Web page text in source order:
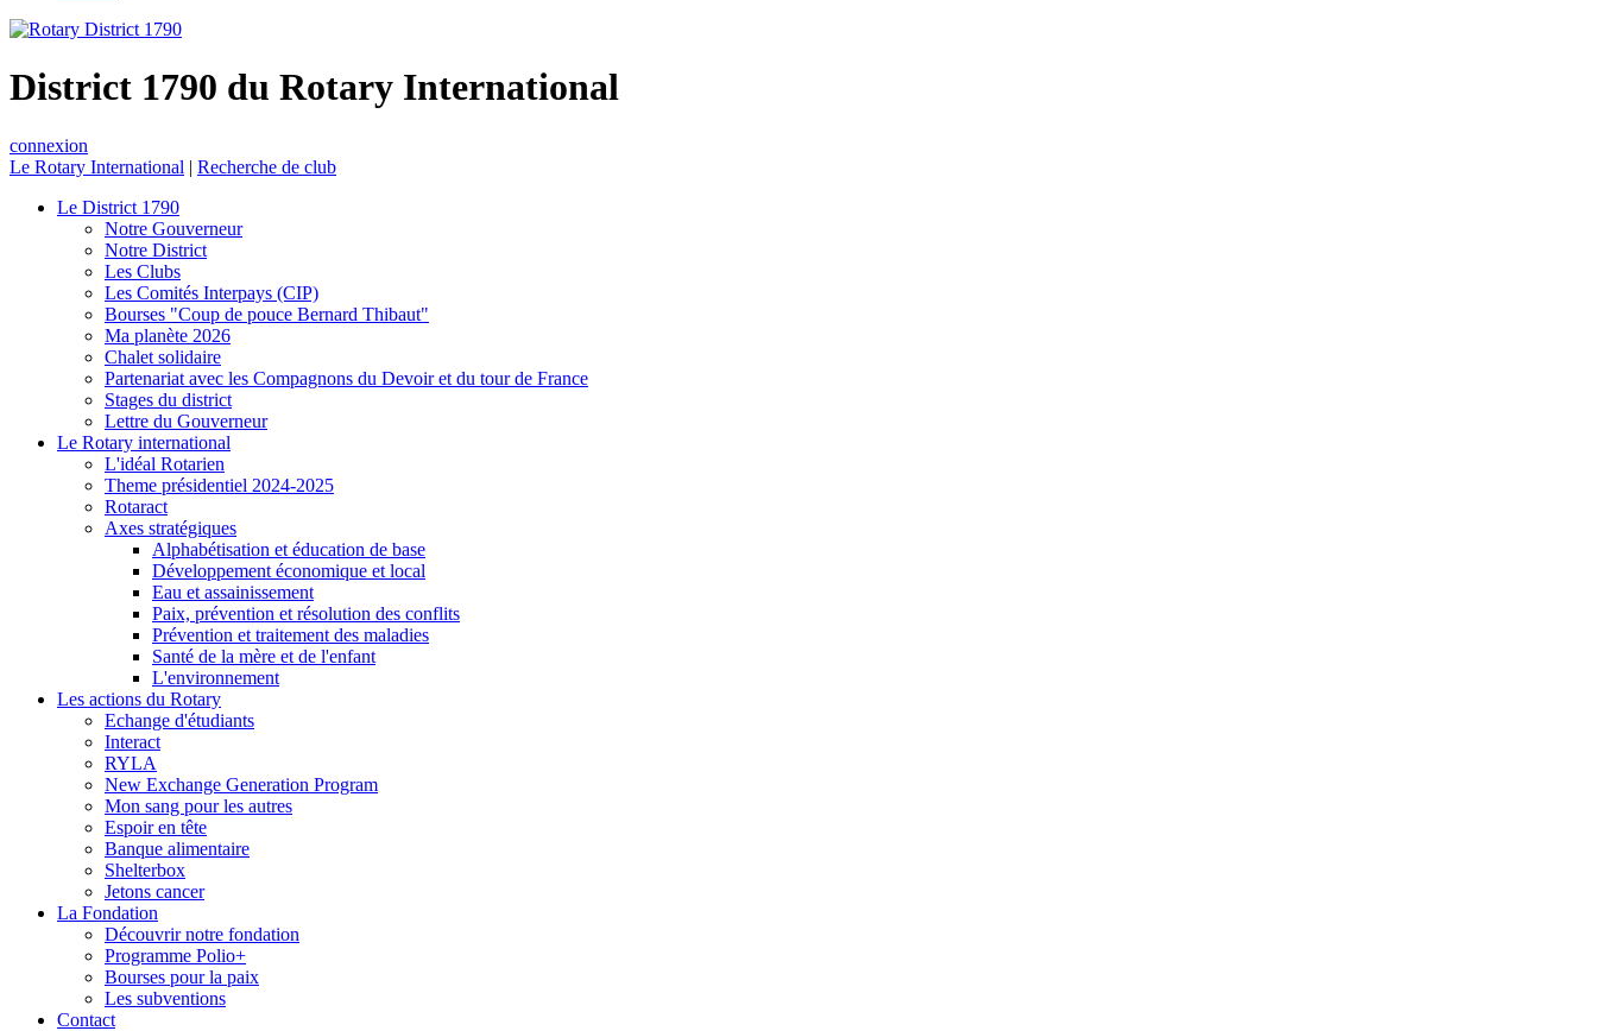
District 1790 du Rotary International
connexion
Le Rotary International | Recherche de club
Le District 1790
Notre Gouverneur
Notre District
Les Clubs
Les Comités Interpays (CIP)
Bourses "Coup de pouce Bernard Thibaut"
Ma planète 2026
Chalet solidaire
Partenariat avec les Compagnons du Devoir et du tour de France
Stages du district
Lettre du Gouverneur
Le Rotary international
L'idéal Rotarien
Theme présidentiel 2024-2025
Rotaract
Axes stratégiques
Alphabétisation et éducation de base
Développement économique et local
Eau et assainissement
Paix, prévention et résolution des conflits
Prévention et traitement des maladies
Santé de la mère et de l'enfant
L'environnement
Les actions du Rotary
Echange d'étudiants
Interact
RYLA
New Exchange Generation Program
Mon sang pour les autres
Espoir en tête
Banque alimentaire
Shelterbox
Jetons cancer
La Fondation
Découvrir notre fondation
Programme Polio+
Bourses pour la paix
Les subventions
Contact